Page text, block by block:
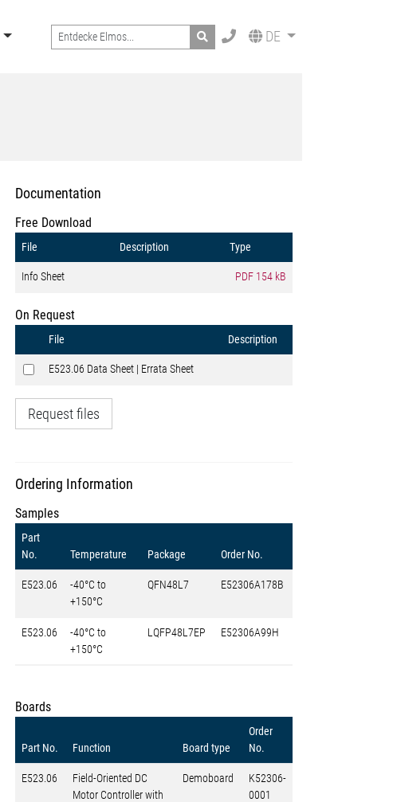
Search DE
Documentation
Free Download
File Description Type
Info Sheet PDF 154 kB
On Request
File Description
E523.06 Data Sheet | Errata Sheet
Request files
Ordering Information
Samples
Part
No.
Temperature Package Order No.
E523.06
-40°C to
+150°C
QFN48L7 E52306A178B
E523.06
-40°C to
+150°C
LQFP48L7EP E52306A99H
Boards
Part No. Function Board type
Order
No.
E523.06
Field-Oriented DC
Motor Controller with
Demoboard
K52306-
0001